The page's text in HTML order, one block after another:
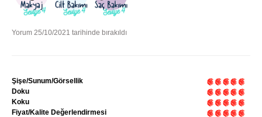
Yorum 25/10/2021 tarihinde bırakıldı
Şişe/Sunum/Görsellik
Doku
Koku
Fiyat/Kalite Değerlendirmesi